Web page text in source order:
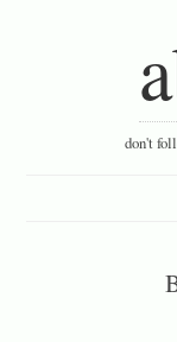
don't